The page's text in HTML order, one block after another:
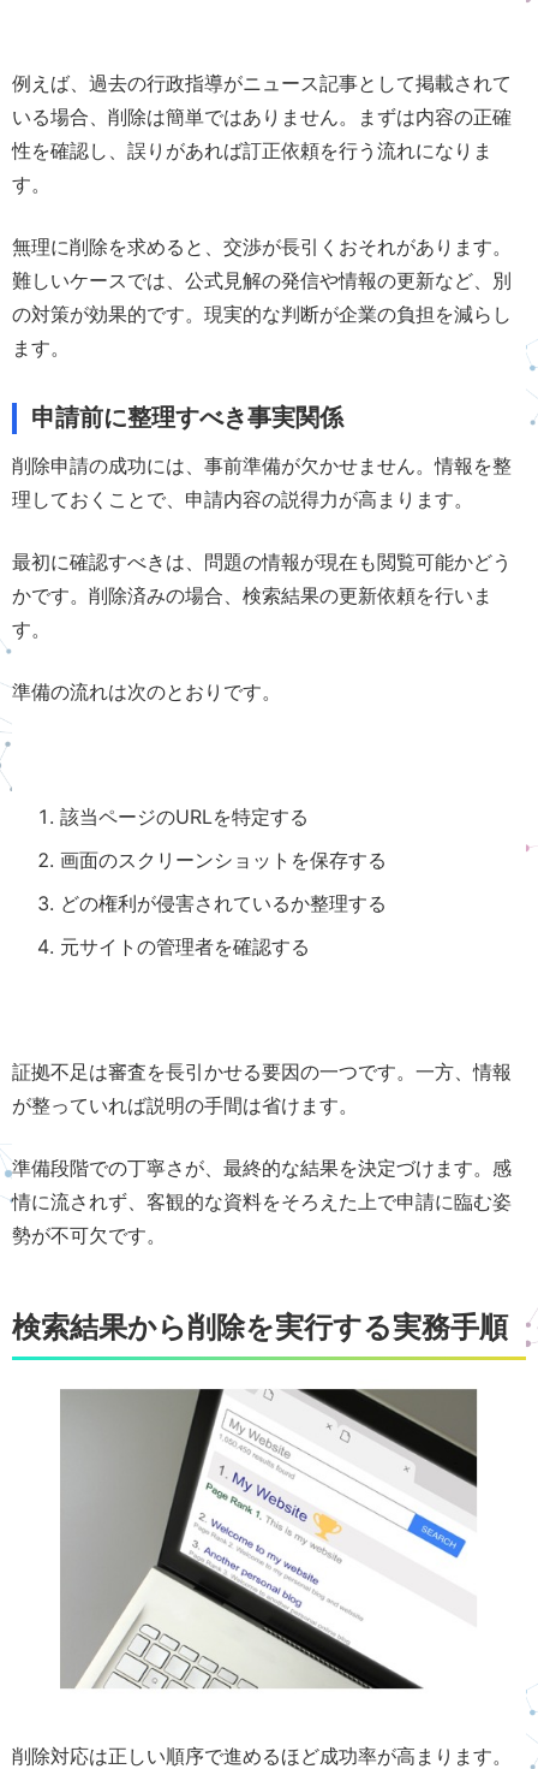
例えば、過去の行政指導がニュース記事として掲載されて
いる場合、削除は簡単ではありません。まずは内容の正確
性を確認し、誤りがあれば訂正依頼を行う流れになりま
す。
無理に削除を求めると、交渉が長引くおそれがあります。
難しいケースでは、公式見解の発信や情報の更新など、別
の対策が効果的です。現実的な判断が企業の負担を減らし
ます。
申請前に整理すべき事実関係
削除申請の成功には、事前準備が欠かせません。情報を整
理しておくことで、申請内容の説得力が高まります。
最初に確認すべきは、問題の情報が現在も閲覧可能かどう
かです。削除済みの場合、検索結果の更新依頼を行いま
す。
準備の流れは次のとおりです。
該当ページのURLを特定する
画面のスクリーンショットを保存する
どの権利が侵害されているか整理する
元サイトの管理者を確認する
証拠不足は審査を長引かせる要因の一つです。一方、情報
が整っていれば説明の手間は省けます。
準備段階での丁寧さが、最終的な結果を決定づけます。感
情に流されず、客観的な資料をそろえた上で申請に臨む姿
勢が不可欠です。
検索結果から削除を実行する実務手順
削除対応は正しい順序で進めるほど成功率が高まります。